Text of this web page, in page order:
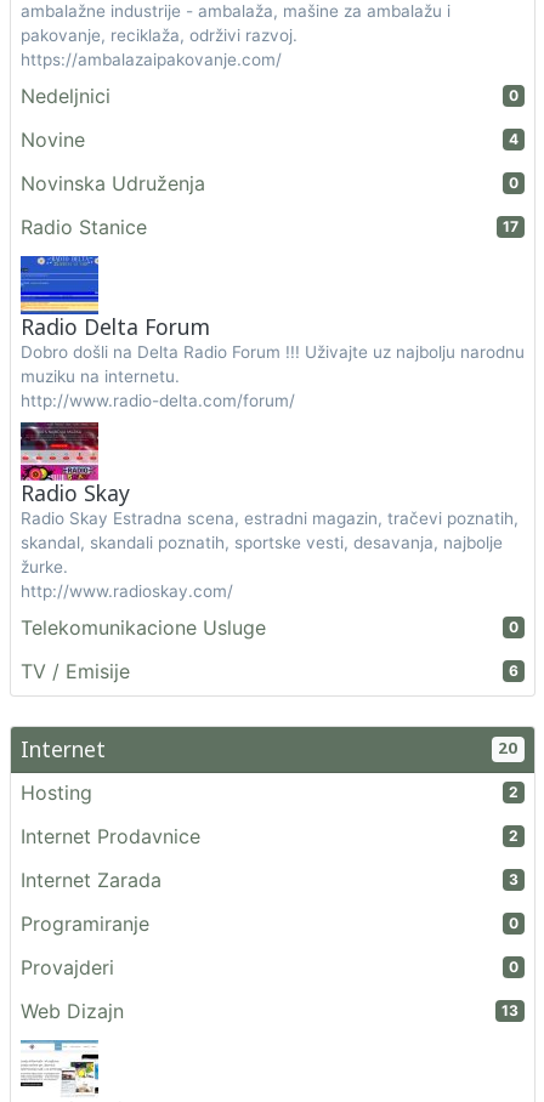
ambalažne industrije - ambalaža, mašine za ambalažu i
pakovanje, reciklaža, održivi razvoj.
https://ambalazaipakovanje.com/
Nedeljnici 0
Novine 4
Novinska Udruženja 0
Radio Stanice 17
Radio Delta Forum
Dobro došli na Delta Radio Forum !!! Uživajte uz najbolju narodnu
muziku na internetu.
http://www.radio-delta.com/forum/
Radio Skay
Radio Skay Estradna scena, estradni magazin, tračevi poznatih,
skandal, skandali poznatih, sportske vesti, desavanja, najbolje
žurke.
http://www.radioskay.com/
Telekomunikacione Usluge 0
TV / Emisije 6
Internet 20
Hosting 2
Internet Prodavnice 2
Internet Zarada 3
Programiranje 0
Provajderi 0
Web Dizajn 13